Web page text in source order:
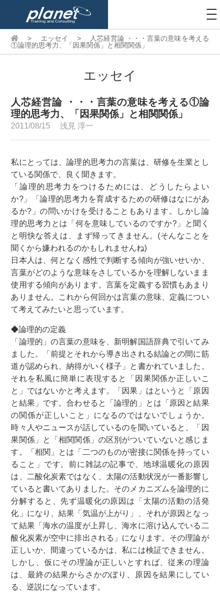
>
エッセイ >
人芯経営論 ・・・言葉の意味を考える
①論理的思考力、「因果関係」と相関関係」
エッセイ
人芯経営論 ・・・言葉の意味を考える①論
理的思考力、「因果関係」と相関関係」
2011/08/15 浅見 淳一
私にとっては、論理的思考力の言葉は、研修を生業とし
ている関係で、良く聞きます。
「論理的思考力をつけるためには、どうしたらよい
か?」「論理的思考力を育成するための研修はなにがあ
るか?」の問いかけを受けることもあります。しかし論
理的思考力とは「何を意味しているのですか?」と聞く
と明快な答えは、まず帰ってきません。(そんなことを
聞くから嫌われるのかもしれませんね)
日本人は、何となく感性で判断する傾向が強いせいか、
言葉がどのような意味をさしているかを理解しないまま
使用する傾向があります。言葉を定義する習慣もあまり
ありません。これから何回かは言葉の意味、定義につい
て考えてみたいと思っています。
◆論理的の定義
「論理的」の言葉の意味を、新明解国語辞典で引いてみ
ました。「前提とそれから導き出される結論との間に筋
道が認められ、納得がいく様子」と書かれていました。
それを私風に簡単に表現すると「因果関係か正しいこ
と」ではないかと考えます。「因果」はというと「原因
と結果」です。合わせると「論理的」とは「原因と結果
の関係が正しいこと」になるのではないでしょうか。
時々人やニュースが話しているのを聞いていると、「因
果関係」と「相関関係」の区別がついていないと感じま
す。「相関」とは「二つのものが密接に関係を持ってい
ること」です。前に雑誌の記事で、地球温暖化の原因
は、二酸化炭素ではなく、太陽の活動状況が一番影響し
ていると書いてありました。そのメカニズムを論理的に
分解すると、先ず温暖化の原因は「太陽の活動の活発
化」になり、結果「気温が上がり」、それが原因となっ
て結果「海水の温度が上昇し、海水に溶け込んでいる二
酸化炭素が空中に排出される」になります。その理論が
正しいか、間違っているかは、私には検証できません。
しかし、仮にその理論が正しいとすれば、従来の理論
は、最終の結果からさかのぼり、原因を結果にしてい
る、逆説になっています。